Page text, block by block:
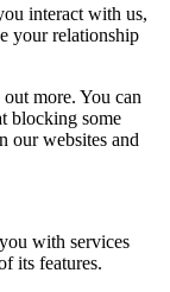
interact with us,
your relationship
more. You can
blocking some
our websites and
with services
its features.